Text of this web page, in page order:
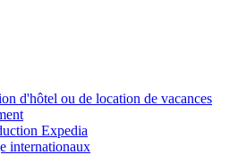
d'hôtel ou de location de vacances
Expedia
internationaux